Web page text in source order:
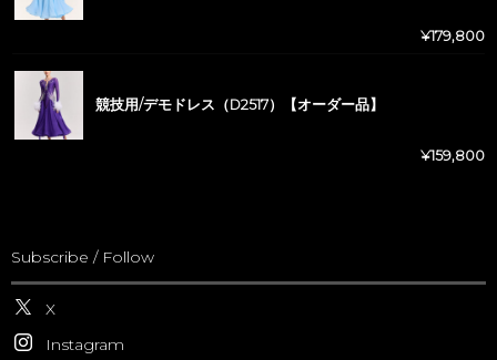
¥179,800
競技用/デモドレス（D2517）【オーダー品】
¥159,800
Subscribe / Follow
X
Instagram